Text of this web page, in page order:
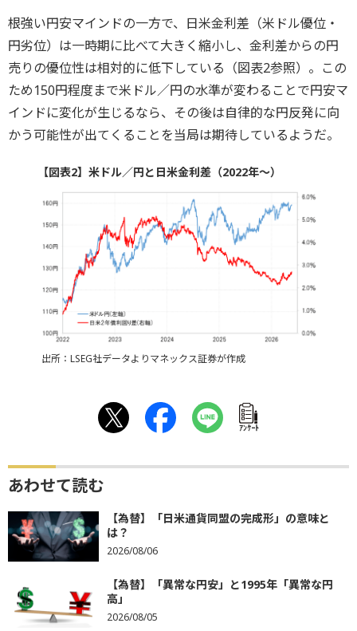
根強い円安マインドの一方で、日米金利差（米ドル優位・
円劣位）は一時期に比べて大きく縮小し、金利差からの円
売りの優位性は相対的に低下している（図表2参照）。この
ため150円程度まで米ドル／円の水準が変わることで円安マ
インドに変化が生じるなら、その後は自律的な円反発に向
かう可能性が出てくることを当局は期待しているようだ。
【図表2】米ドル／円と日米金利差（2022年～）
出所：LSEG社データよりマネックス証券が作成
ｱﾝｹｰﾄ
あわせて読む
【為替】「日米通貨同盟の完成形」の意味と
は？
2026/08/06
【為替】「異常な円安」と1995年「異常な円
高」
2026/08/05